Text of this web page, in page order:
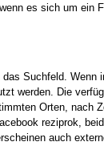
es sich um
Suchfeld.
Die
Orten,
reziprok,
auch